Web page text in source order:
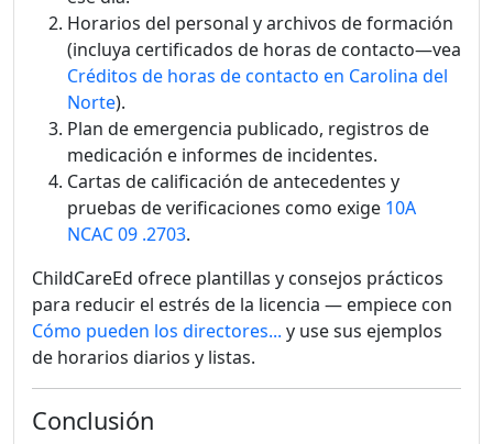
Horarios del personal y archivos de formación
(incluya certificados de horas de contacto—vea
Créditos de horas de contacto en Carolina del
Norte).
Plan de emergencia publicado, registros de
medicación e informes de incidentes.
Cartas de calificación de antecedentes y
pruebas de verificaciones como exige 10A
NCAC 09 .2703.
ChildCareEd ofrece plantillas y consejos prácticos
para reducir el estrés de la licencia — empiece con
Cómo pueden los directores... y use sus ejemplos
de horarios diarios y listas.
Conclusión